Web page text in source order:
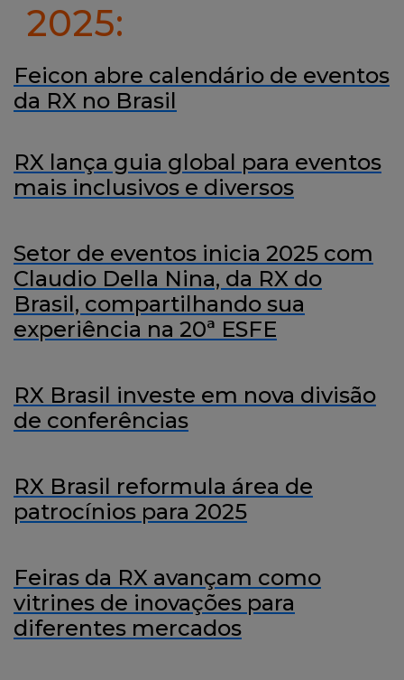
2025:
Feicon abre calendário de eventos
da RX no Brasil
RX lança guia global para eventos
mais inclusivos e diversos
Setor de eventos inicia 2025 com
Claudio Della Nina, da RX do
Brasil, compartilhando sua
experiência na 20ª ESFE
RX Brasil investe em nova divisão
de conferências
RX Brasil reformula área de
patrocínios para 2025
Feiras da RX avançam como
vitrines de inovações para
diferentes mercados